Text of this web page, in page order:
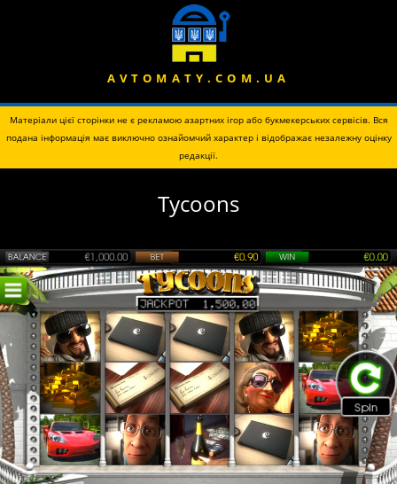
AVTOMATY.COM.UA
Матеріали цієї сторінки не є рекламою азартних ігор або букмекерських сервісів. Вся
подана інформація має виключно ознайомчий характер і відображає незалежну оцінку
редакції.
Tycoons